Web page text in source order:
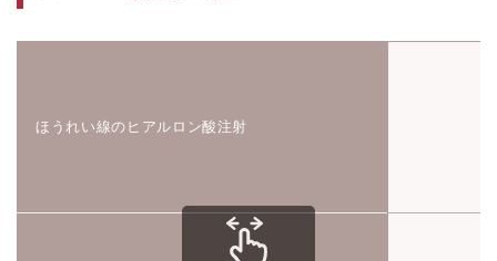
ほうれい線のヒアルロン酸注射